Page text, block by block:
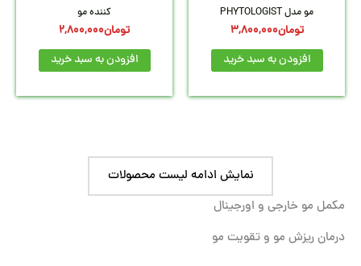
مو مدل PHYTOLOGIST
تومان3,800,000
افزودن به سبد خرید
کننده مو
تومان2,800,000
افزودن به سبد خرید
نمایش ادامه لیست محصولات
مکمل مو خارجی و اورجینال
درمان ریزش مو و تقویت مو